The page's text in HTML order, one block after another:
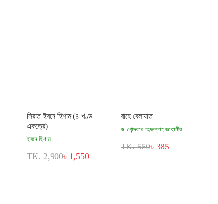
সিরাত ইবনে হিশাম (৪ খণ্ড
একত্রে)
ইবনে হিশাম
TK. 2,900৳ 1,550
রাহে বেলায়াত
ড. খোন্দকার আব্দুল্লাহ জাহাঙ্গীর
TK. 550৳ 385